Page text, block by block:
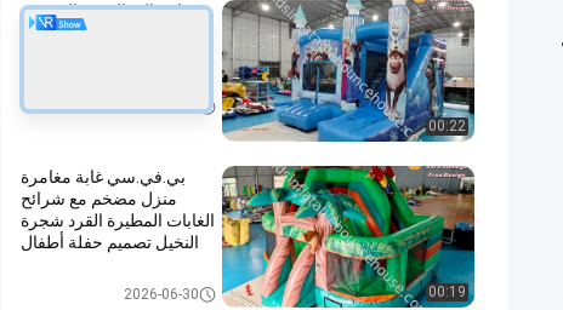
00:22
منزله عالية الجودة المجمده
ذات النوعية المضخمة مع
2026-06-30
00:19
بي.في.سي غابة مغامرة
منزل مضخم مع شرائح
الغابات المطيرة القرد شجرة
النخيل تصميم حفلة أطفال
2026-06-30